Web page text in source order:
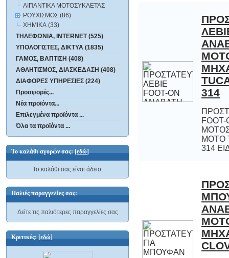
ΛΙΠΑΝΤΙΚΑ ΜΟΤΟΣΥΚΛΕΤΑΣ
ΡΟΥΧΙΣΜΟΣ (86)
ΧΗΜΙΚΑ (33)
ΤΗΛΕΦΩΝΙΑ, INTERNET (525)
ΥΠΟΛΟΓΙΣΤΕΣ, ΔΙΚΤΥΑ (1835)
ΓΑΜΟΣ, ΒΑΠΤΙΣΗ (408)
ΑΘΛΗΤΙΣΜΟΣ, ΔΙΑΣΚΕΔΑΣΗ (408)
ΔΙΑΦΟΡΕΣ ΥΠΗΡΕΣΙΕΣ (224)
Προσφορές...
Νέα προϊόντα...
Επιλεγμένα προϊόντα ...
Όλα τα προϊόντα ...
Το καλάθι αγορών σας:[εδώ]
Το καλάθι σας είναι άδειο.
Παλιές παραγγελίες σας:
Δείτε τις παλιότερες παραγγελίες σας
Κριτικές:[εδώ]
314
ΜΟΤΟ
314